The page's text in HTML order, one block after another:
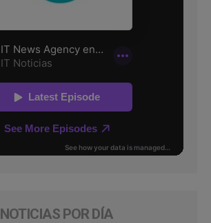
NOTICIAS POR DÍA